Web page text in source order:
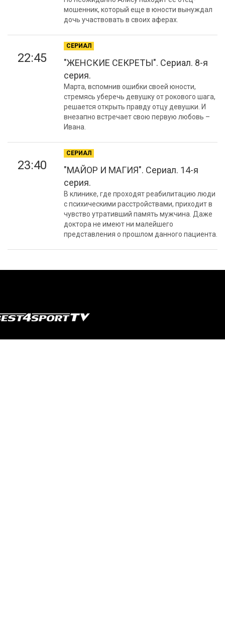
мошенник, который еще в юности вынуждал
дочь участвовать в своих аферах.
22:45
СЕРИАЛ
"ЖЕНСКИЕ СЕКРЕТЫ". Сериал. 8-я
серия.
Марта, вспомнив ошибки своей юности,
стремясь уберечь девушку от рокового шага,
решается открыть правду отцу девушки. И
внезапно встречает свою первую любовь –
Ивана.
23:40
СЕРИАЛ
"МАЙОР И МАГИЯ". Сериал. 14-я
серия.
В клинике, где проходят реабилитацию люди
с психическими расстройствами, приходит в
чувство утративший память мужчина. Даже
доктора не имеют ни малейшего
представления о прошлом данного пациента.